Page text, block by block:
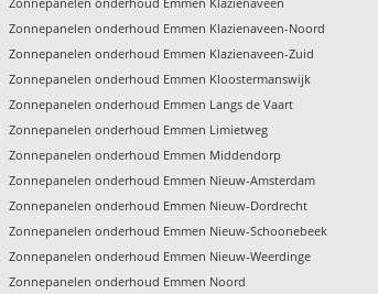
Zonnepanelen onderhoud Emmen Klazienaveen-Noord
Zonnepanelen onderhoud Emmen Klazienaveen-Zuid
Zonnepanelen onderhoud Emmen Kloostermanswijk
Zonnepanelen onderhoud Emmen Langs de Vaart
Zonnepanelen onderhoud Emmen Limietweg
Zonnepanelen onderhoud Emmen Middendorp
Zonnepanelen onderhoud Emmen Nieuw-Amsterdam
Zonnepanelen onderhoud Emmen Nieuw-Dordrecht
Zonnepanelen onderhoud Emmen Nieuw-Schoonebeek
Zonnepanelen onderhoud Emmen Nieuw-Weerdinge
Zonnepanelen onderhoud Emmen Noord